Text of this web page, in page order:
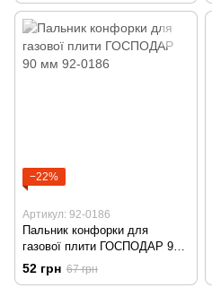
−22%
Артикул: 92-0186
Пальник конфорки для
газової плити ГОСПОДАР 90
мм 92-0186
52 грн 67 грн